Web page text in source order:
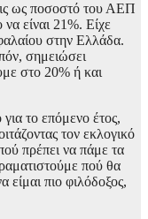
ως ποσοστό του ΑΕΠ
είναι 21%. Είχε
στην Ελλάδα.
σημειώσει
στο 20% ή και
το επόμενο έτος,
τον εκλογικό
πρέπει να πάμε τα
πού θα
πιο φιλόδοξος,